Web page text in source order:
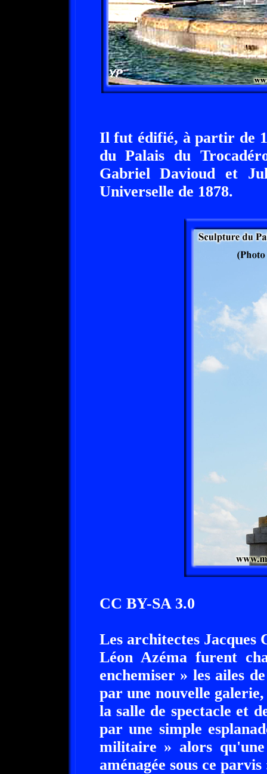
Il fut édifié, à partir de
du Palais du
Gabriel Davioud et
Universelle de 1878.
CC BY-SA 3.0
Les architectes
Léon Azéma furent
enchemiser » les ailes
par une nouvelle
la salle de spectacle et
par une simple
militaire » alors
aménagée sous ce parvis